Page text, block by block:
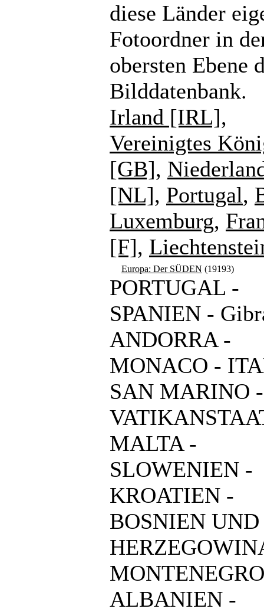
diese Länder
Fotoordner in
obersten Ebene
Bilddatenbank.
Irland [IRL],
Vereinigtes
[GB],
[NL], Portugal,
Luxemburg,
[F],
Europa: Der SÜDEN (19193)
PORTUGAL -
SPANIEN -
ANDORRA -
MONACO -
SAN MARINO -
MALTA -
SLOWENIEN -
KROATIEN -
BOSNIEN UND
ALBANIEN -